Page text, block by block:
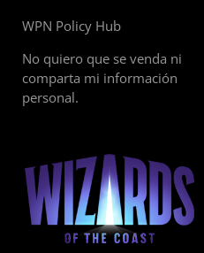
WPN Policy Hub
No quiero que se venda ni
comparta mi información
personal.